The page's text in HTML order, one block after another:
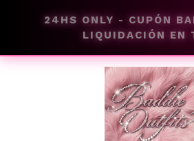
24HS ONLY - CUPÓN
LIQUIDACIÓN EN